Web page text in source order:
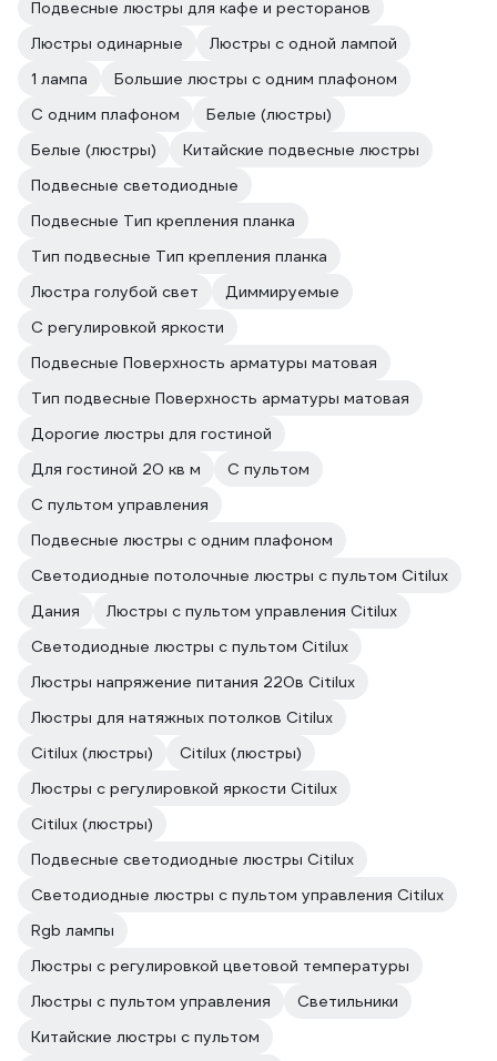
Подвесные люстры для кафе и ресторанов
Люстры одинарные
Люстры с одной лампой
1 лампа
Большие люстры с одним плафоном
С одним плафоном
Белые (люстры)
Белые (люстры)
Китайские подвесные люстры
Подвесные светодиодные
Подвесные Тип крепления планка
Тип подвесные Тип крепления планка
Люстра голубой свет
Диммируемые
С регулировкой яркости
Подвесные Поверхность арматуры матовая
Тип подвесные Поверхность арматуры матовая
Дорогие люстры для гостиной
Для гостиной 20 кв м
С пультом
С пультом управления
Подвесные люстры с одним плафоном
Светодиодные потолочные люстры с пультом Citilux
Дания
Люстры с пультом управления Citilux
Светодиодные люстры с пультом Citilux
Люстры напряжение питания 220в Citilux
Люстры для натяжных потолков Citilux
Citilux (люстры)
Citilux (люстры)
Люстры с регулировкой яркости Citilux
Citilux (люстры)
Подвесные светодиодные люстры Citilux
Светодиодные люстры с пультом управления Citilux
Rgb лампы
Люстры с регулировкой цветовой температуры
Люстры с пультом управления
Светильники
Китайские люстры с пультом